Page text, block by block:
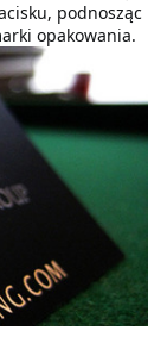
podnosząc
opakowania.